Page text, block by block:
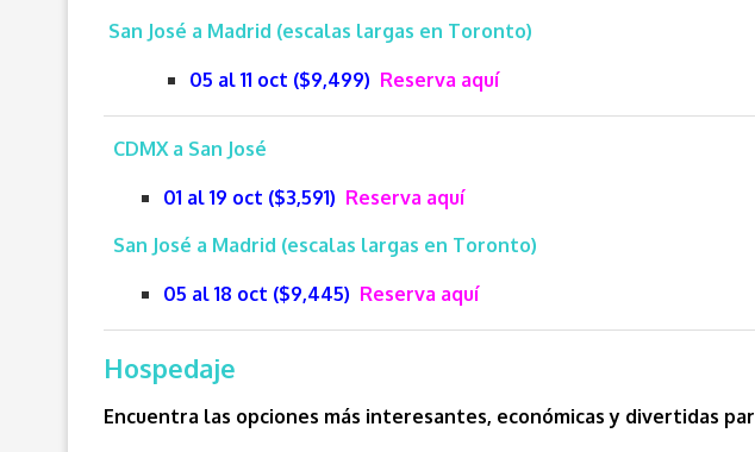
San José a Madrid (escalas largas en Toronto)
05 al 11 oct ($9,499) Reserva aquí
CDMX a San José
01 al 19 oct ($3,591) Reserva aquí
San José a Madrid (escalas largas en Toronto)
05 al 18 oct ($9,445) Reserva aquí
Hospedaje
Encuentra las opciones más interesantes, económicas y divertidas